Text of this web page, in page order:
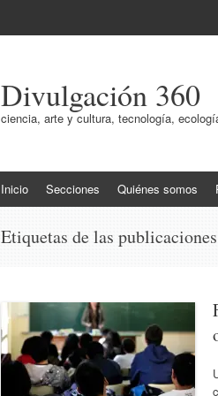
Divulgación 360
ciencia, arte y cultura, tecnología,
Inicio Secciones Quiénes somos
Etiquetas de las